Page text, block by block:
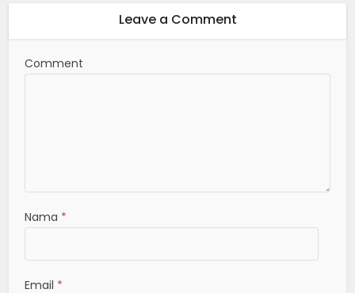
Leave a Comment
Comment
Nama *
Email *